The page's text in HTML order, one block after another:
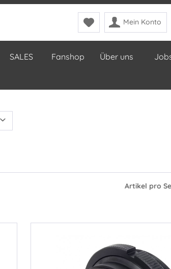
Mein Konto
SALES Fanshop Über uns
Artikel pro